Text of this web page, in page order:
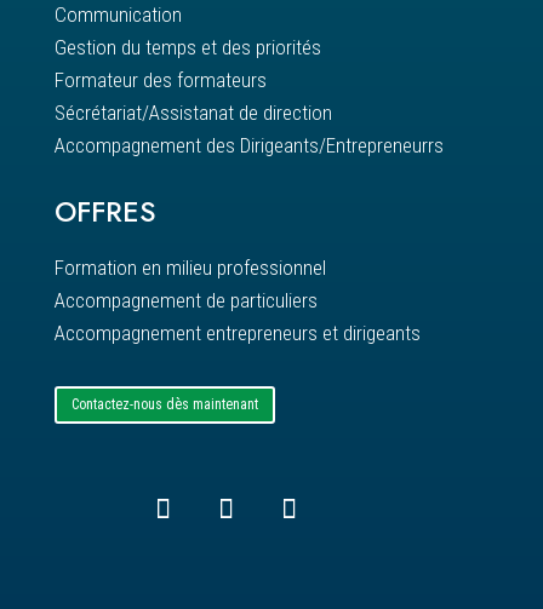
Communication
Gestion du temps et des priorités
Formateur des formateurs
Sécrétariat/Assistanat de direction
Accompagnement des Dirigeants/Entrepreneurrs
OFFRES
Formation en milieu professionnel
Accompagnement de particuliers
Accompagnement entrepreneurs et dirigeants
Contactez-nous dès maintenant